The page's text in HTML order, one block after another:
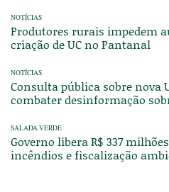
NOTÍCIAS
Produtores rurais impedem
criação de UC no Pantanal
NOTÍCIAS
Consulta pública sobre nova
combater desinformação
SALADA VERDE
Governo libera R$ 337
incêndios e fiscalização